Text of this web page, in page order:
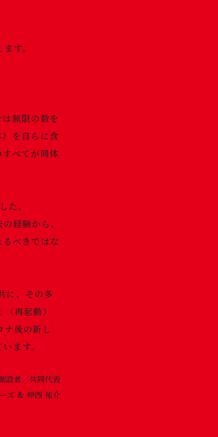
す。
無限の数を
を自らに含
べてが同体
た。
経験から、
べきではな
、その多
再起動）
後の新し
ます。
者／共同代表
ズ & 仲西 祐介